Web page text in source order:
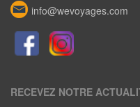
info@wevoyages.com
RECEVEZ NOTRE